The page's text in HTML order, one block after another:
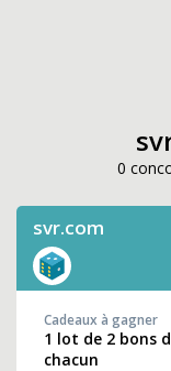
0
svr.com
Cadeaux à gagner
1 lot de 2 bons
chacun